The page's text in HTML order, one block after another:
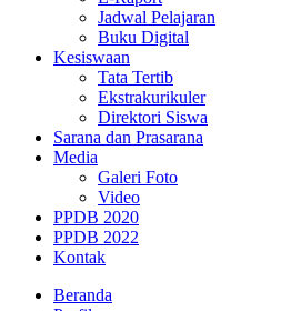
Jadwal Pelajaran
Buku Digital
Kesiswaan
Tata Tertib
Ekstrakurikuler
Direktori Siswa
Sarana dan Prasarana
Media
Galeri Foto
Video
PPDB 2020
PPDB 2022
Kontak
Beranda